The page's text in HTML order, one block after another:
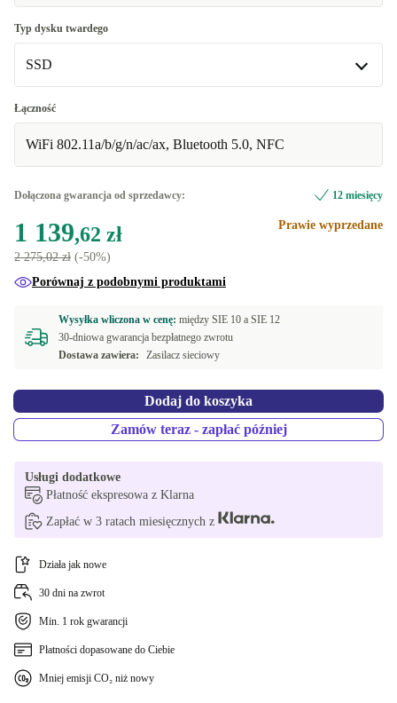
DE (Niemiecki)
kompatybilny rysik, Surface Dock
nie
Typ dysku twardego
SSD
SSD
Dostępne w innych wariantach
eMMC
Łączność
WiFi 802.11a/b/g/n/ac/ax, Bluetooth 5.0, NFC
Dołączona gwarancja od sprzedawcy: 12 miesięcy
1 139,62 zł
2 275,02 zł (-50%)
Prawie wyprzedane
Porównaj z podobnymi produktami
Wysyłka wliczona w cenę: między SIE 10 a SIE 12
30-dniowa gwarancja bezpłatnego zwrotu
Dostawa zawiera:
Zasilacz sieciowy
Dodaj do koszyka
Zamów teraz - zapłać później
Usługi dodatkowe
Płatność ekspresowa z Klarna
Zapłać w 3 ratach miesięcznych z
Działa jak nowe
30 dni na zwrot
Min. 1 rok gwarancji
Płatności dopasowane do Ciebie
Mniej emisji CO₂ niż nowy